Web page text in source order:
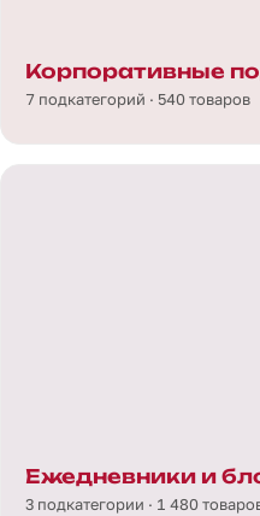
Корпоративные
7 подкатегорий · 540 товаров
Ежедневники и
3 подкатегории · 1 480